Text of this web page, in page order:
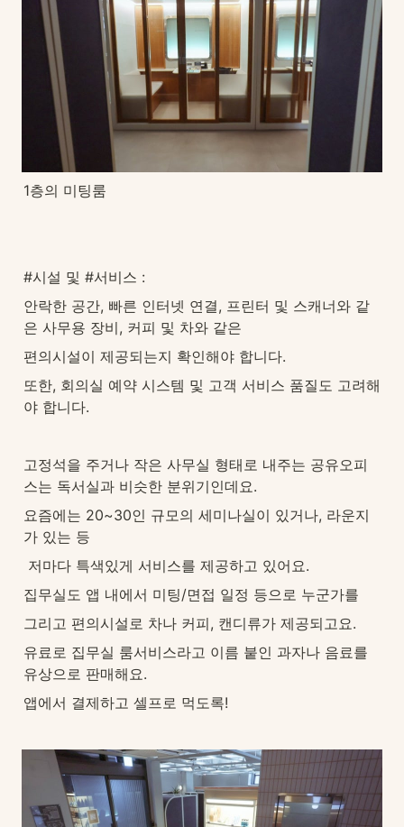
1층의 미팅룸
#시설 및 #서비스 :
안락한 공간, 빠른 인터넷 연결, 프린터 및 스캐너와 같
은 사무용 장비, 커피 및 차와 같은
편의시설이 제공되는지 확인해야 합니다.
또한, 회의실 예약 시스템 및 고객 서비스 품질도 고려해
야 합니다.
고정석을 주거나 작은 사무실 형태로 내주는 공유오피
스는 독서실과 비슷한 분위기인데요.
요즘에는 20~30인 규모의 세미나실이 있거나, 라운지
가 있는 등
저마다 특색있게 서비스를 제공하고 있어요.
집무실도 앱 내에서 미팅/면접 일정 등으로 누군가를
그리고 편의시설로 차나 커피, 캔디류가 제공되고요.
유료로 집무실 룸서비스라고 이름 붙인 과자나 음료를
유상으로 판매해요.
앱에서 결제하고 셀프로 먹도록!